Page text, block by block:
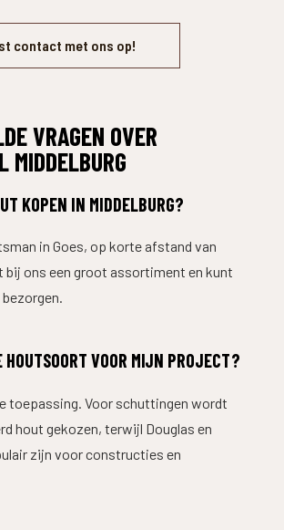
contact met ons op!
VRAGEN OVER
MIDDELBURG
KOPEN IN MIDDELBURG?
in Goes, op korte afstand van
bij ons een groot assortiment en kunt
HOUTSOORT VOOR MIJN PROJECT?
toepassing. Voor schuttingen wordt
hout gekozen, terwijl Douglas en
zijn voor constructies en